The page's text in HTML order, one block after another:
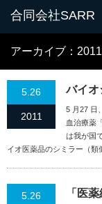
合同会社SARR
アーカイブ：
5.26
2011
バイオ
5 月27 日
血治療薬
は我が国
イオ医薬品のシミラー（類
5.26 「医